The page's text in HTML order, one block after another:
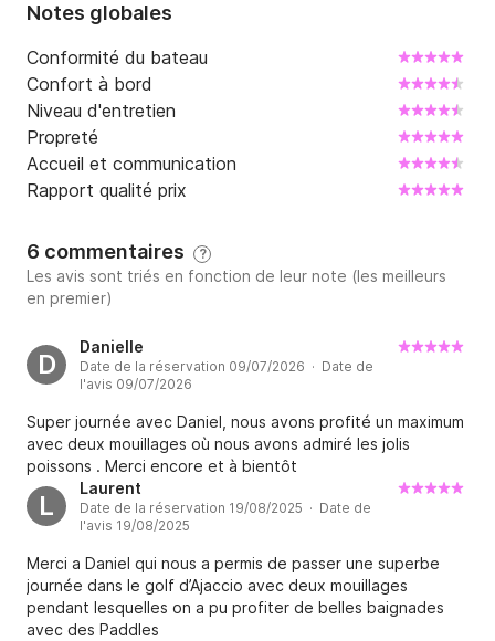
Notes globales
Conformité du bateau
Confort à bord
Niveau d'entretien
Propreté
Accueil et communication
Rapport qualité prix
6 commentaires ?
Les avis sont triés en fonction de leur note (les meilleurs
en premier)
D
Danielle
Date de la réservation 09/07/2026 · Date de
l'avis 09/07/2026
Super journée avec Daniel, nous avons profité un maximum
avec deux mouillages où nous avons admiré les jolis
poissons . Merci encore et à bientôt
L
Laurent
Date de la réservation 19/08/2025 · Date de
l'avis 19/08/2025
Merci a Daniel qui nous a permis de passer une superbe
journée dans le golf d’Ajaccio avec deux mouillages
pendant lesquelles on a pu profiter de belles baignades
avec des Paddles